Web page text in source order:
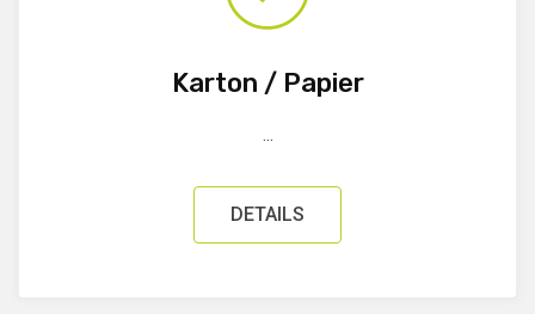
Karton / Papier
...
DETAILS